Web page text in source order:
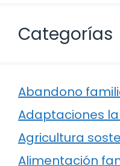
Categorías
Abandono
Adaptaciones
Agricultura
Alimentación